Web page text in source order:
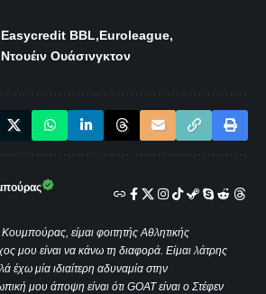
Easycredit BBL Euroleague
Ντουέιν Ουάσινγκτον
είμαι φοιτητής Αθλητικής
μου είναι να κάνω τη διαφορά. Είμαι λάτρης
έχω μία ιδιαίτερη αδυναμία στην
μου άποψη είναι ότι GOAT είναι ο Στέφεν